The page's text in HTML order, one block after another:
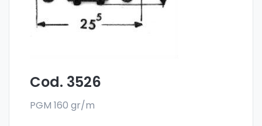
Cod. 3526
PGM 160 gr/m